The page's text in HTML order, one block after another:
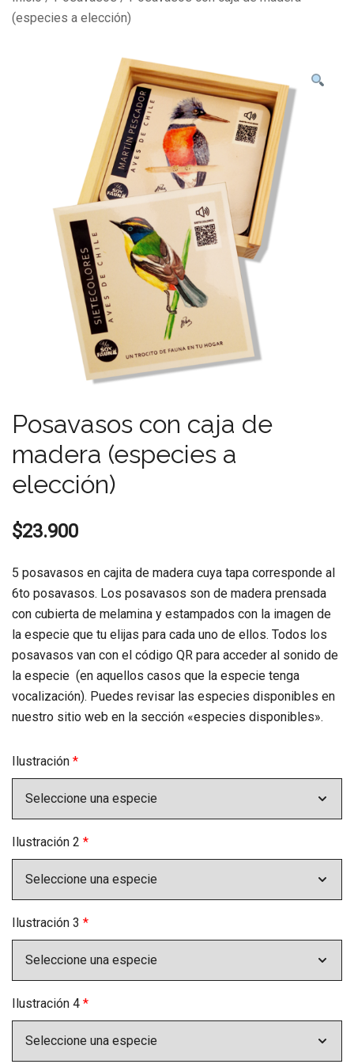
(especies a elección)
Posavasos con caja de
madera (especies a
elección)
$23.900
5 posavasos en cajita de madera cuya tapa corresponde al
6to posavasos. Los posavasos son de madera prensada
con cubierta de melamina y estampados con la imagen de
la especie que tu elijas para cada uno de ellos. Todos los
posavasos van con el código QR para acceder al sonido de
la especie (en aquellos casos que la especie tenga
vocalización). Puedes revisar las especies disponibles en
nuestro sitio web en la sección «especies disponibles».
Ilustración *
Ilustración 2 *
Ilustración 3 *
Ilustración 4 *